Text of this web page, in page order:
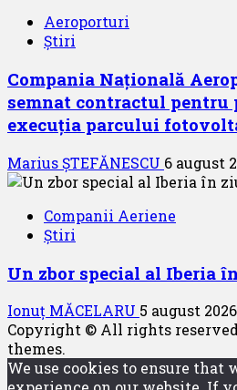
Aeroporturi
Știri
Compania Națională
semnat contractul pentru
execuția parcului
Marius ȘTEFĂNESCU 6 august
Companii Aeriene
Știri
Un zbor special al Iberia
Ionuț MĂCELARU 5 august 2026
Copyright © All rights
themes.
We use cookies to ensure that